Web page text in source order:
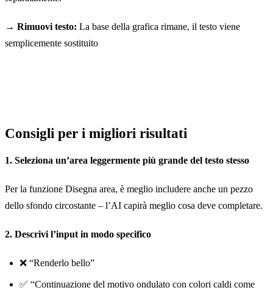
→ Rimuovi testo: La base della grafica rimane, il testo viene
semplicemente sostituito
Consigli per i migliori risultati
1. Seleziona un’area leggermente più grande del testo stesso
Per la funzione Disegna area, è meglio includere anche un pezzo
dello sfondo circostante – l’AI capirà meglio cosa deve completare.
2. Descrivi l’input in modo specifico
❌ “Renderlo bello”
✅ “Continuazione del motivo ondulato con colori caldi come